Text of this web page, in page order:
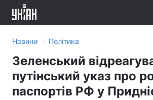
Новини › Політика
Зеленський
путінський указ про
паспортів РФ у